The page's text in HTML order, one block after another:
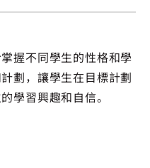
握不同學生的性格和學
劃，讓學生在目標計劃
學習興趣和自信。